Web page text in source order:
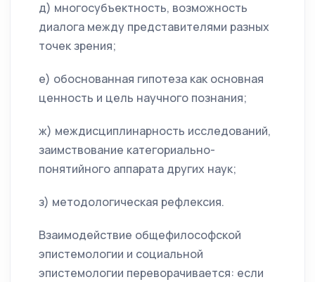
д) многосубъектность, возможность
диалога между представителями разных
точек зрения;
е) обоснованная гипотеза как основная
ценность и цель научного познания;
ж) междисциплинарность исследований,
заимствование категориально-
понятийного аппарата других наук;
з) методологическая рефлексия.
Взаимодействие общефилософской
эпистемологии и социальной
эпистемологии переворачивается: если